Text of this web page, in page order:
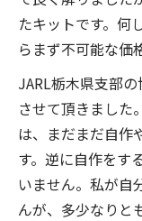
たキットです。何
らまず不可能な価
JARL栃木県支部
させて頂きました
は、まだまだ自作
す。逆に自作をす
いません。私が自
んが、多少なりと